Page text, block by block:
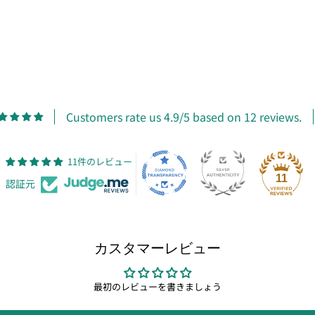
Customers rate us 4.9/5 based on 12 reviews.
11件のレビュー
認証元 11
カスタマーレビュー
最初のレビューを書きましょう